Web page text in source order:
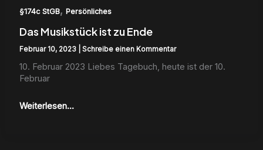
§174c StGB,Persönliches
Das Musikstück ist zu Ende
Februar 10, 2023 |Schreibe einen Kommentar
10. Feb­ru­ar 2023 Liebes Tage­buch, heute ist der 10.
Feb­ru­ar
Weiterlesen...